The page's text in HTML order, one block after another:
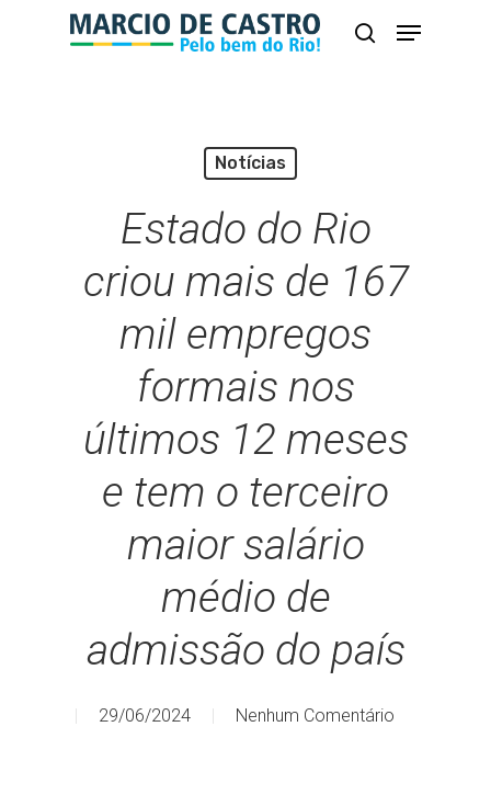
busca
Menu
Notícias
Estado do Rio
criou mais de 167
mil empregos
formais nos
últimos 12 meses
e tem o terceiro
maior salário
médio de
admissão do país
29/06/2024 Nenhum Comentário